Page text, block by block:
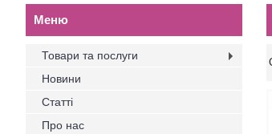
Товари та послуги
Новини
Статті
Про нас